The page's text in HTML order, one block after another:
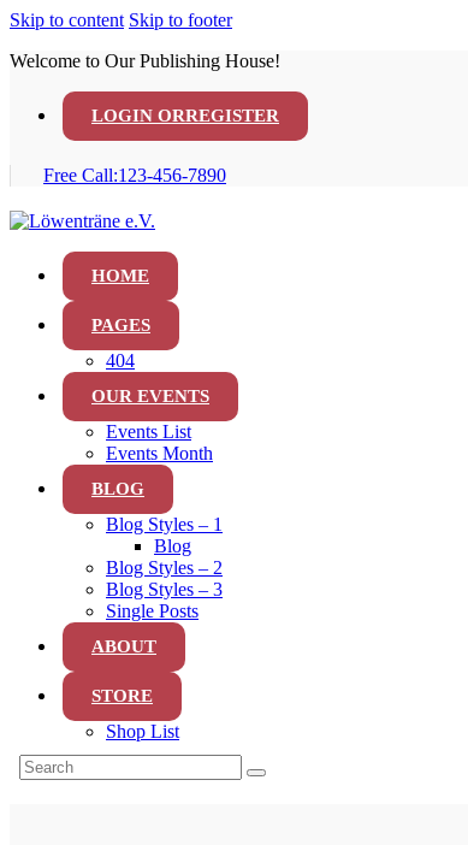
Skip to content Skip to footer
Welcome to Our Publishing House!
LOGIN ORREGISTER
Free Call:123-456-7890
HOME
PAGES
404
OUR EVENTS
Events List
Events Month
BLOG
Blog Styles – 1
Blog
Blog Styles – 2
Blog Styles – 3
Single Posts
ABOUT
STORE
Shop List